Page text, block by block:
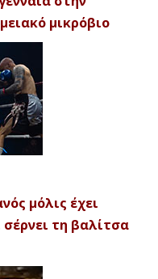
μικρόβιο
μόλις έχει
τη βαλίτσα